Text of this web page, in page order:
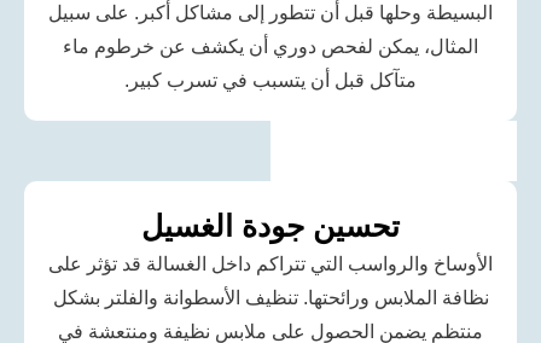
وحلها قبل أن تتطور إلى مشاكل أكبر. على سبيل
يمكن لفحص دوري أن يكشف عن خرطوم ماء
متآكل قبل أن يتسبب في تسرب كبير.
تحسين جودة الغسيل
والرواسب التي تتراكم داخل الغسالة قد تؤثر على
ورائحتها. تنظيف الأسطوانة والفلتر بشكل
يضمن الحصول على ملابس نظيفة ومنتعشة في